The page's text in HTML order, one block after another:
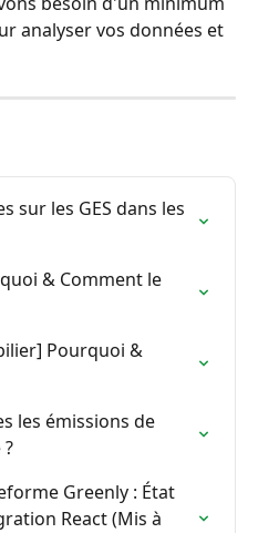
analyser vos données et
sur les GES dans les
& Comment le
Pourquoi &
les émissions de
Greenly : État
React (Mis à